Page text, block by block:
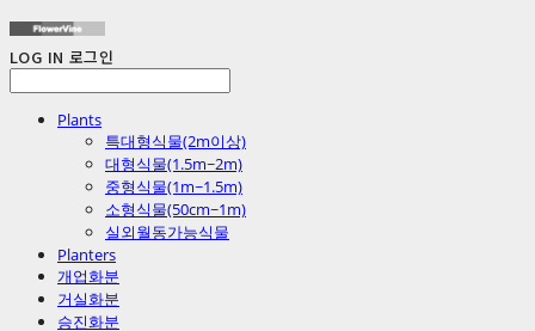
LOG IN 로그인
Plants
특대형식물(2m이상)
대형식물(1.5m~2m)
중형식물(1m~1.5m)
소형식물(50cm~1m)
실외월동가능식물
Planters
개업화분
거실화분
승진화분